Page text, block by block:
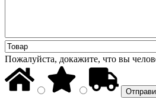
Пожалуйста, докажите, что вы